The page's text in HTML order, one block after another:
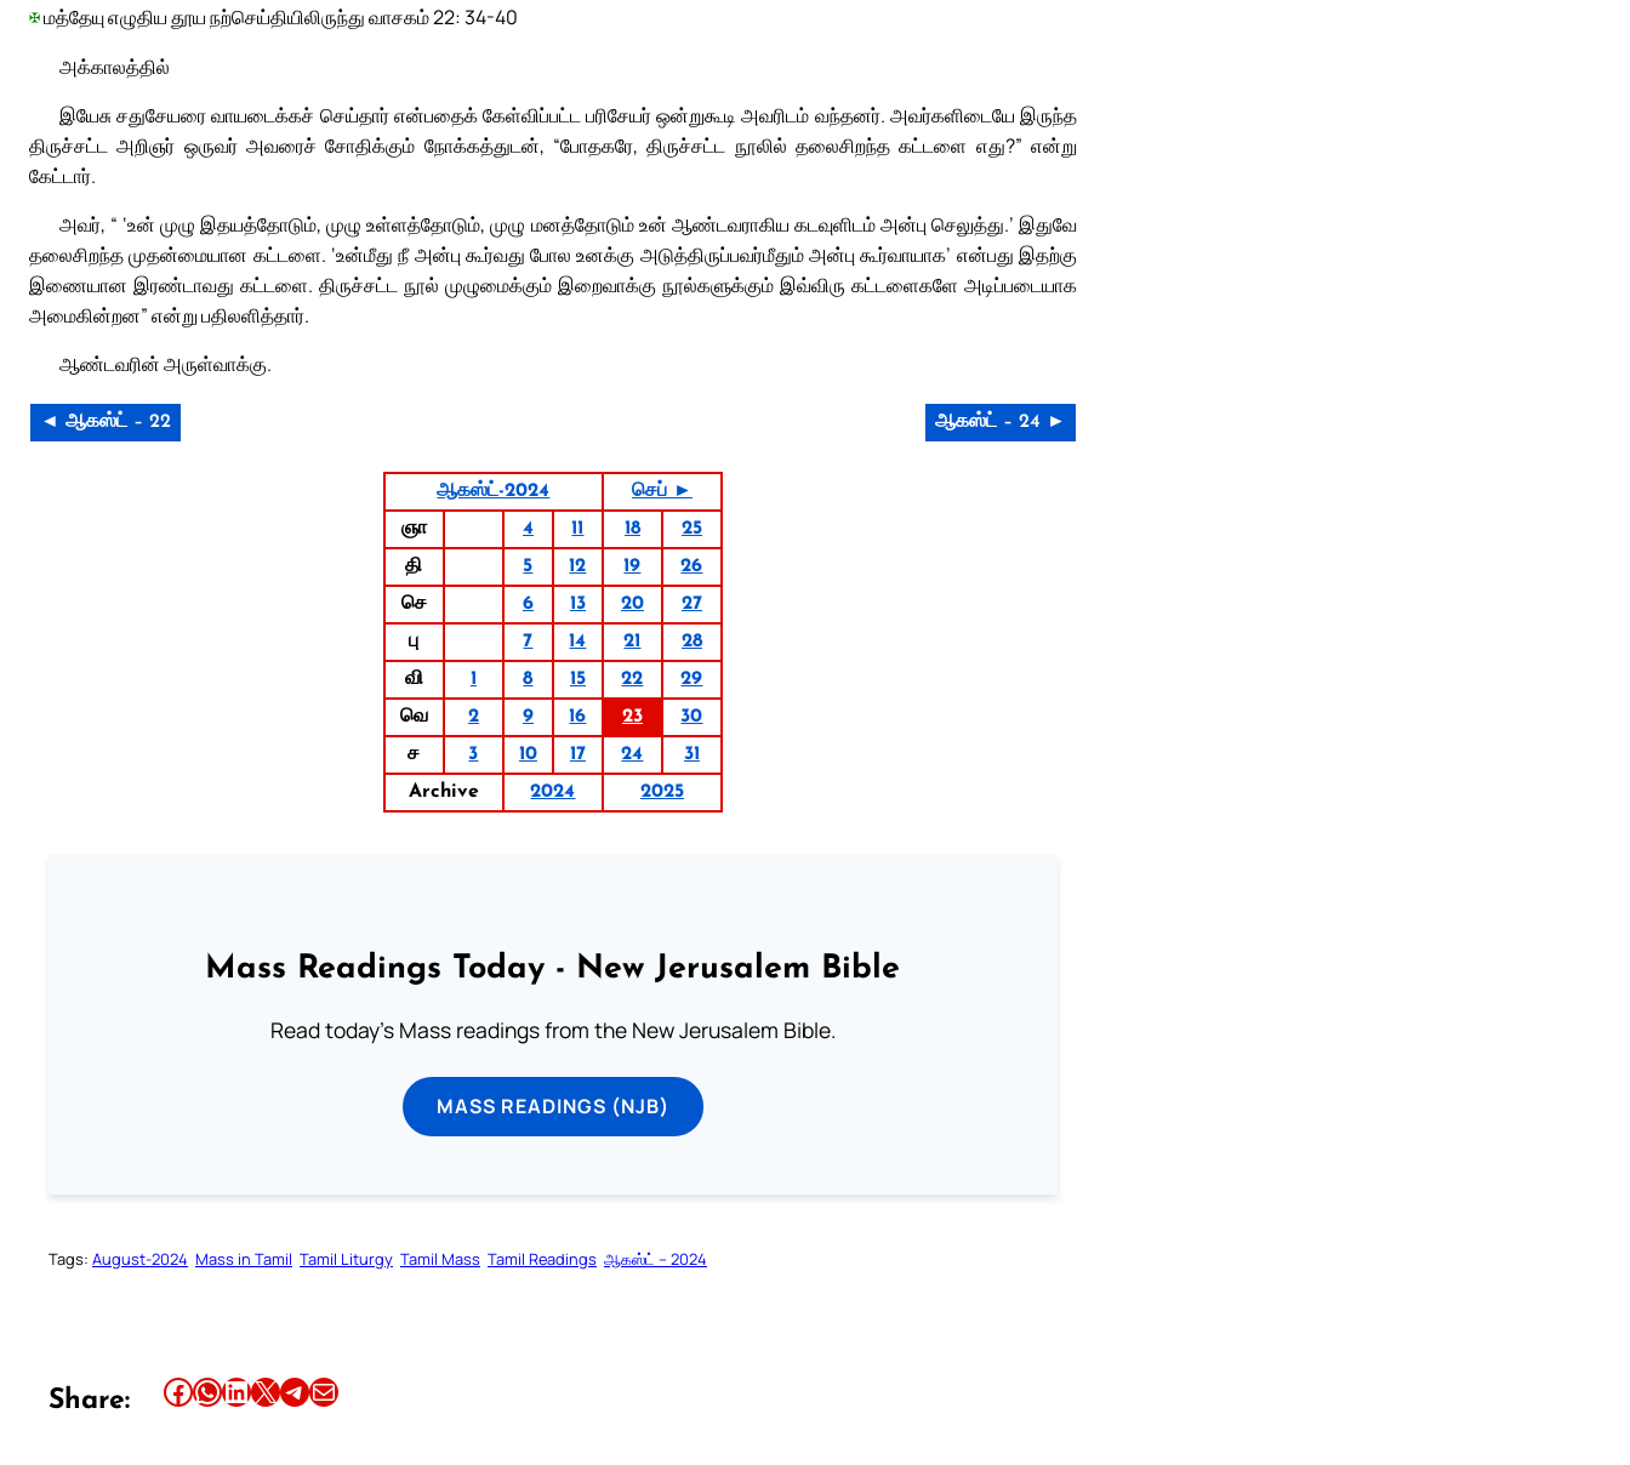
✠மத்தேயு எழுதிய தூய நற்செய்தியிலிருந்து வாசகம் 22: 34-40
அக்காலத்தில்
இயேசு சதுசேயரை வாயடைக்கச் செய்தார் என்பதைக் கேள்விப்பட்ட பரிசேயர் ஒன்றுகூடி அவரிடம் வந்தனர். அவர்களிடையே இருந்த
திருச்சட்ட அறிஞர் ஒருவர் அவரைச் சோதிக்கும் நோக்கத்துடன், “போதகரே, திருச்சட்ட நூலில் தலைசிறந்த கட்டளை எது?” என்று
கேட்டார்.
அவர், “ ‘உன் முழு இதயத்தோடும், முழு உள்ளத்தோடும், முழு மனத்தோடும் உன் ஆண்டவராகிய கடவுளிடம் அன்பு செலுத்து.’ இதுவே
தலைசிறந்த முதன்மையான கட்டளை. ‘உன்மீது நீ அன்பு கூர்வது போல உனக்கு அடுத்திருப்பவர்மீதும் அன்பு கூர்வாயாக’ என்பது இதற்கு
இணையான இரண்டாவது கட்டளை. திருச்சட்ட நூல் முழுமைக்கும் இறைவாக்கு நூல்களுக்கும் இவ்விரு கட்டளைகளே அடிப்படையாக
அமைகின்றன” என்று பதிலளித்தார்.
ஆண்டவரின் அருள்வாக்கு.
◄ ஆகஸ்ட் – 22 ஆகஸ்ட் – 24 ►
ஆகஸ்ட்-2024
செப் ►
ஞா
4 11 18
25
தி
5 12 19
26
செ
6 13 20
27
பு
7 14 21
28
வி
1 8 15 22
29
வெ
2 9 16 23
30
ச
3 10 17 24
31
Archive
2024 2025
Mass Readings Today - New Jerusalem Bible
Read today's Mass readings from the New Jerusalem Bible.
MASS READINGS (NJB)
Tags: August-2024 Mass in Tamil Tamil Liturgy Tamil Mass Tamil Readings ஆகஸ்ட் – 2024
Share: Share this article on Facebook Share this article on WhatsApp Share this article on LinkedIn Share this article on X Share this article on TelegramEmail this Article